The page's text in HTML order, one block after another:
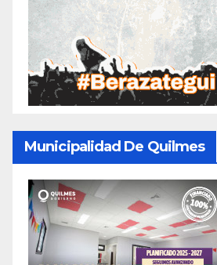
Municipalidad De Quilmes